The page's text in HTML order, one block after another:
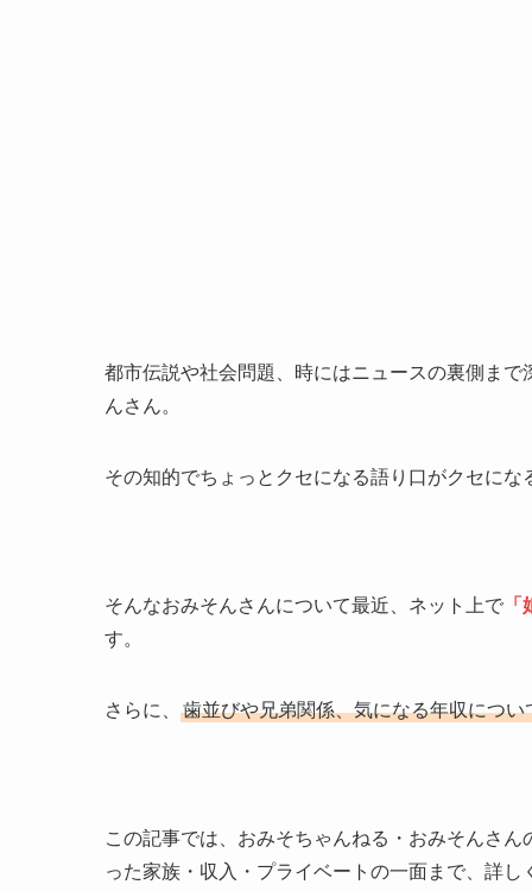
都市伝説や社会問題、時にはニュースの裏側ま
んさん。
その知的でちょっとクセになる語り口がクセにな
そんなおみそんさんについて最近、ネット上で
す。
さらに、 歯並びや兄弟関係、気になる年収につ
この記事では、おみそちゃんねる・おみそんさ
った家族・収入・プライベートの一面まで、詳し